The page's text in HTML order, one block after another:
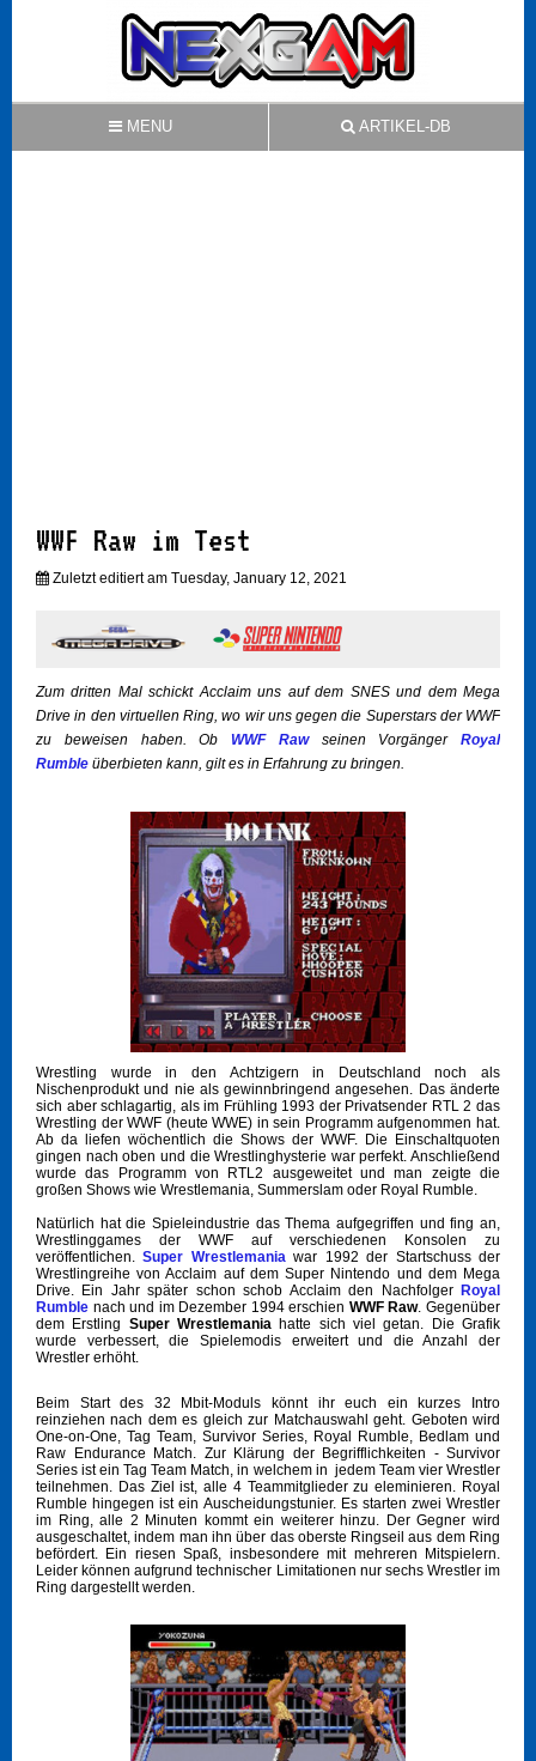
MENU ARTIKEL-DB
WWF Raw im Test
Zuletzt editiert am Tuesday, January 12, 2021
Zum dritten Mal schickt Acclaim uns auf dem SNES und dem Mega
Drive in den virtuellen Ring, wo wir uns gegen die Superstars der WWF
zu beweisen haben. Ob WWF Rawseinen Vorgänger Royal
Rumble überbieten kann, gilt es in Erfahrung zu bringen.
Wrestling wurde in den Achtzigern in Deutschland noch als
Nischenprodukt und nie als gewinnbringend angesehen. Das änderte
sich aber schlagartig, als im Frühling 1993 der Privatsender RTL 2 das
Wrestling der WWF (heute WWE) in sein Programm aufgenommen hat.
Ab da liefen wöchentlich die Shows der WWF. Die Einschaltquoten
gingen nach oben und die Wrestlinghysterie war perfekt. Anschließend
wurde das Programm von RTL2 ausgeweitet und man zeigte die
großen Shows wie Wrestlemania, Summerslam oder Royal Rumble.
Natürlich hat die Spieleindustrie das Thema aufgegriffen und fing an,
Wrestlinggames der WWF auf verschiedenen Konsolen zu
veröffentlichen.Super Wrestlemaniawar 1992 der Startschuss der
Wrestlingreihe von Acclaim auf dem Super Nintendo und dem Mega
Drive. Ein Jahr später schon schob Acclaim den Nachfolger Royal
Rumble nach und im Dezember 1994 erschien WWF Raw. Gegenüber
dem Erstling Super Wrestlemania hatte sich viel getan. Die Grafik
wurde verbessert, die Spielemodis erweitert und die Anzahl der
Wrestler erhöht.
Beim Start des 32 Mbit-Moduls könnt ihr euch ein kurzes Intro
reinziehen nach dem es gleich zur Matchauswahl geht. Geboten wird
One-on-One, Tag Team, Survivor Series, Royal Rumble, Bedlam und
Raw Endurance Match. Zur Klärung der Begrifflichkeiten - Survivor
Series ist ein Tag Team Match, in welchem in jedem Team vier Wrestler
teilnehmen. Das Ziel ist, alle 4 Teammitglieder zu eleminieren. Royal
Rumble hingegen ist ein Auscheidungstunier. Es starten zwei Wrestler
im Ring, alle 2 Minuten kommt ein weiterer hinzu. Der Gegner wird
ausgeschaltet, indem man ihn über das oberste Ringseil aus dem Ring
befördert. Ein riesen Spaß, insbesondere mit mehreren Mitspielern.
Leider können aufgrund technischer Limitationen nur sechs Wrestler im
Ring dargestellt werden.